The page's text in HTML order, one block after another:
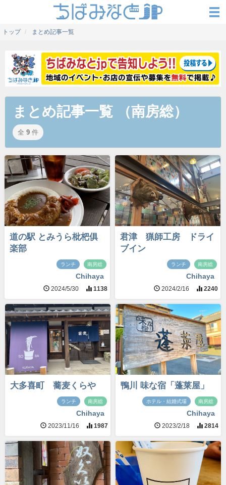
トップ まとめ記事一覧
まとめ記事一覧 （南房総）
全 9 件
道の駅 とみうら枇杷俱
楽部
ランチ 南房総
Chihaya
2024/5/30 1138
君津 猟師工房 ドライ
ブイン
ランチ 南房総
Chihaya
2024/2/16 2240
大多喜町 蕎麦くらや
ランチ 南房総
Chihaya
2023/11/16 1987
鴨川 味な宿「蓬莱屋」
ホテル・結婚式場 南房総
Chihaya
2023/2/18 2814